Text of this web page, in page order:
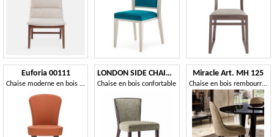
Euforia 00111
Chaise moderne en bois massif, assise et dossier rembourrés
LONDON SIDE CHAIR 016 S
Chaise en bois confortable
Miracle Art. MH 125
Chaise en bois rembourrée, pour salle à manger